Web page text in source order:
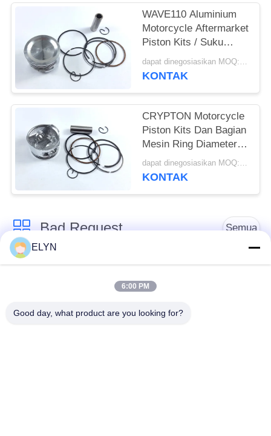
WAVE110 Aluminium
Motorcycle Aftermarket
Piston Kits / Suku
Cadang Mesin Sepeda
Motor
dapat dinegosiasikan MOQ:300 ~ 500 set
KONTAK
CRYPTON Motorcycle
Piston Kits Dan Bagian
Mesin Ring Diameter
49mm
dapat dinegosiasikan MOQ:300 ~ 500 set
KONTAK
Bad Request Semua
Suku Cadang
Kit Piston Sepeda
Motor
Blok Mesin Sepeda
Suku Cadang Mesin
ELYN
6:00 PM
Good day, what product are you looking for?